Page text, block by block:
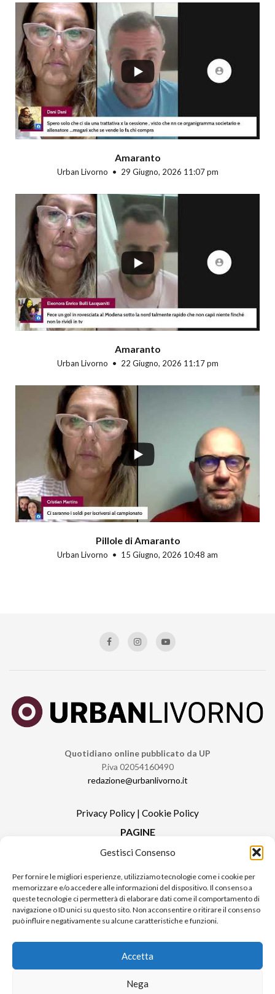
Gestisci Consenso
Per fornire le migliori esperienze, utilizziamo tecnologie come i cookie per
memorizzare e/o accedere alle informazioni del dispositivo. Il consenso a
queste tecnologie ci permetterà di elaborare dati come il comportamento di
navigazione o ID unici su questo sito. Non acconsentire o ritirare il consenso
può influire negativamente su alcune caratteristiche e funzioni.
Accetta
Nega
Amaranto
Urban Livorno 29 Giugno, 2026 11:07 pm
Amaranto
Urban Livorno 22 Giugno, 2026 11:17 pm
Pillole di Amaranto
Urban Livorno 15 Giugno, 2026 10:48 am
Quotidiano online pubblicato da UP
P.iva 02054160490
redazione@urbanlivorno.it
Privacy Policy | Cookie Policy
PAGINE
Redazione
Contatti
Pubblicità
Sitemap
RUBRICHE
Urban Video